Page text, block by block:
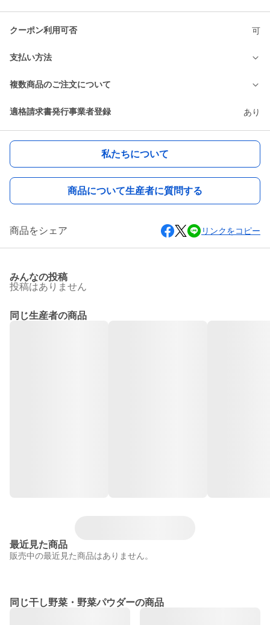
クーポン利用可否 可
支払い方法
複数商品のご注文について
適格請求書発行事業者登録 あり
私たちについて
商品について生産者に質問する
商品をシェア リンクをコピー
みんなの投稿
投稿はありません
同じ生産者の商品
最近見た商品
販売中の最近見た商品はありません。
同じ干し野菜・野菜パウダーの商品